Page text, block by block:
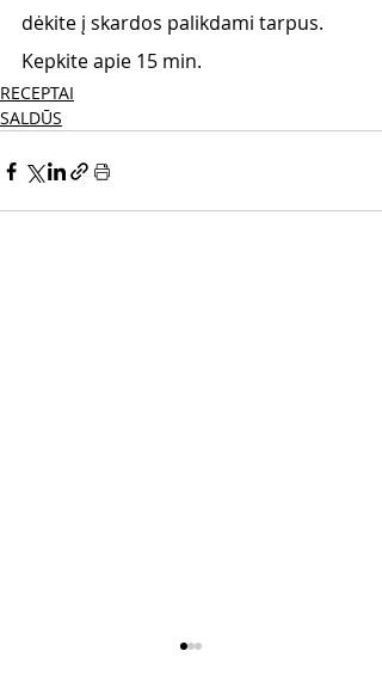
dėkite į skardos palikdami tarpus.
Kepkite apie 15 min.
RECEPTAI
SALDŪS